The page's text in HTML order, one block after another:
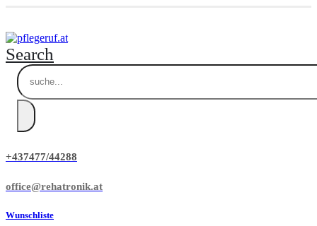
Search
+437477/44288
office@rehatronik.at
Wunschliste